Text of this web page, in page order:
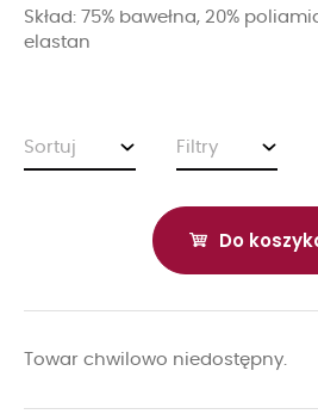
Skład: 75% bawełna, 20%
elastan
Sortuj Filtry
Do
Towar chwilowo niedostępny.